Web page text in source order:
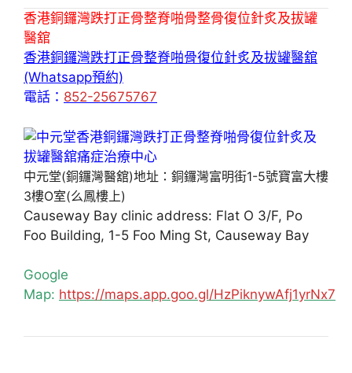
香港銅鑼灣跌打正骨整脊啪骨整骨復位針炙及拔罐
醫舘
香港銅鑼灣跌打正骨整脊啪骨復位針炙及拔罐醫舘
(Whatsapp預約)
電話： 852-25675767
中元堂(銅鑼灣醫舘)地址：銅鑼灣富明街1-5號寶富大樓
3樓O室(么鳳樓上)
Causeway Bay clinic address: Flat O 3/F, Po
Foo Building, 1-5 Foo Ming St, Causeway Bay
Google
Map: https://maps.app.goo.gl/HzPiknywAfj1yrNx7